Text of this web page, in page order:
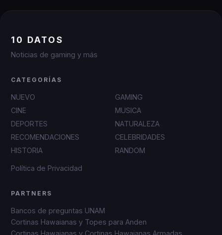
10 DATOS
Noticias de gaming y más
CATEGORÍAS
NUEVO
GAMING
CINE
MUSICA
DEPORTES
NATURALEZA
RECOMENDACIONES
CELEBRIDADES
HISTORIA
RANDOM
Política de Privacidad
PARTNERS
Bancos de preguntas UNAM
Cortinas Hawaianas y Topes para Anden
Cortinas Hawaianas y Cortinas Hawaianas Armadas